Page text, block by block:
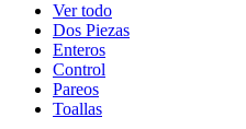
Ver todo
Dos Piezas
Enteros
Control
Pareos
Toallas